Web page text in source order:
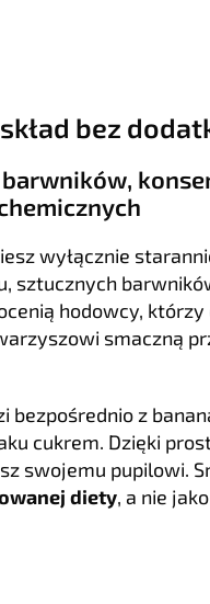
bez
wyłącznie
sztucznych
hodowcy,
smaczną
bezpośrednio z
cukrem. Dzięki
swojemu pupilowi.
diety, a nie